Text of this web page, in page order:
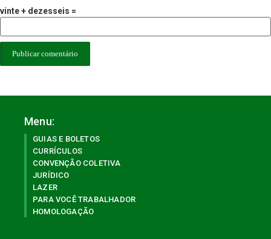
vinte + dezesseis =
Menu:
GUIAS E BOLETOS
CURRÍCULOS
CONVENÇÃO COLETIVA
JURÍDICO
LAZER
PARA VOCÊ TRABALHADOR
HOMOLOGAÇÃO